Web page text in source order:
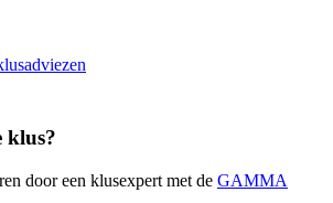
klus?
door een klusexpert met de GAMMA